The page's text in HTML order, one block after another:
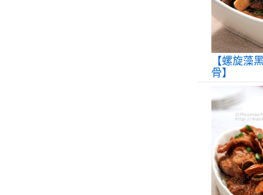
【螺旋藻
骨】